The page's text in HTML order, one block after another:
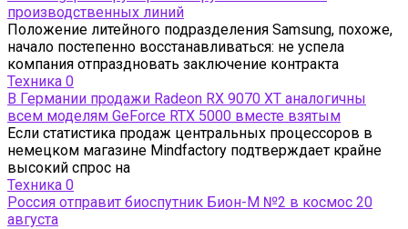
производственных линий
Положение литейного подразделения Samsung, похоже,
начало постепенно восстанавливаться: не успела
компания отпраздновать заключение контракта
Техника 0
В Германии продажи Radeon RX 9070 XT аналогичны
всем моделям GeForce RTX 5000 вместе взятым
Если статистика продаж центральных процессоров в
немецком магазине Mindfactory подтверждает крайне
высокий спрос на
Техника 0
Россия отправит биоспутник Бион-М №2 в космос 20
августа